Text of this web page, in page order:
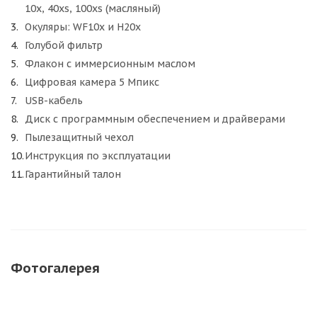
10x, 40xs, 100xs (масляный)
Окуляры: WF10x и H20x
Голубой фильтр
Флакон с иммерсионным маслом
Цифровая камера 5 Мпикс
USB-кабель
Диск с программным обеспечением и драйверами
Пылезащитный чехол
Инструкция по эксплуатации
Гарантийный талон
Фотогалерея